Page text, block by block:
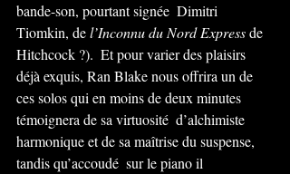
bande-son, pourtant signée  Dimitri
Tiomkin, de l’Inconnu du Nord Express de
Hitchcock ?).  Et pour varier des plaisirs
déjà exquis, Ran Blake nous offrira un de
ces solos qui en moins de deux minutes
témoignera de sa virtuosité  d’alchimiste
harmonique et de sa maîtrise du suspense,
tandis qu’accoudé  sur le piano il